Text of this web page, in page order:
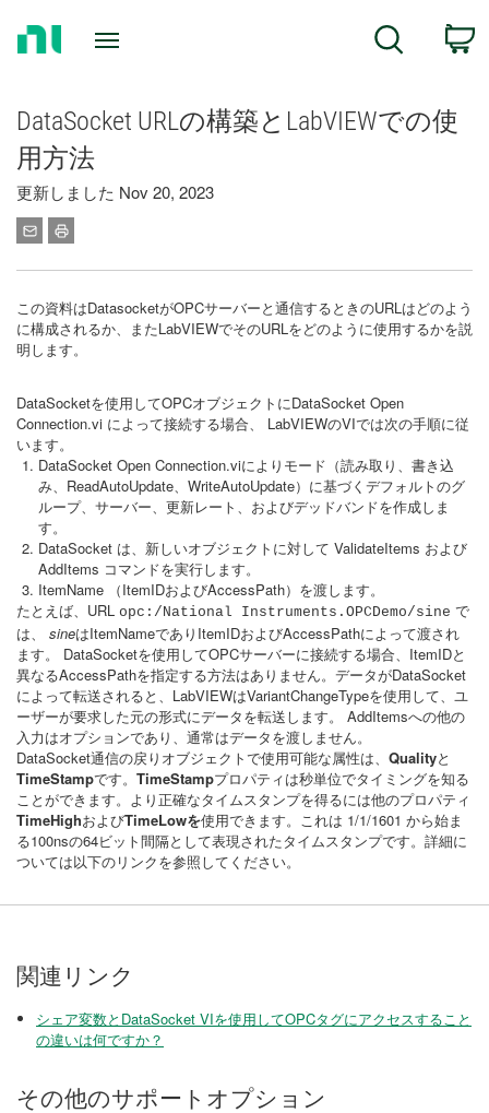
Search
DataSocket URLの構築とLabVIEWでの使
用方法
更新しました Nov 20, 2023
この資料はDatasocketがOPCサーバーと通信するときのURLはどのよう
に構成されるか、またLabVIEWでそのURLをどのように使用するかを説
明します。
DataSocketを使用してOPCオブジェクトにDataSocket Open
Connection.vi によって接続する場合、 LabVIEWのVIでは次の手順に従
います。
DataSocket Open Connection.viによりモード（読み取り、書き込
み、ReadAutoUpdate、WriteAutoUpdate）に基づくデフォルトのグ
ループ、サーバー、更新レート、およびデッドバンドを作成しま
す。
DataSocket は、新しいオブジェクトに対して ValidateItems および
AddItems コマンドを実行します。
ItemName
（ItemIDおよびAccessPath）を渡します。
たとえば、URL opc:/National Instruments.OPCDemo/sine で
は、 sineはItemNameでありItemIDおよびAccessPathによって渡され
ます。
DataSocketを使用してOPCサーバーに接続する場合、ItemIDと
異なるAccessPathを指定する方法はありません。データがDataSocket
によって転送されると、LabVIEWはVariantChangeTypeを使用して、ユ
ーザーが要求した元の形式にデータを転送します。 AddItemsへの他の
入力はオプションであり、通常はデータを渡しません。
DataSocket通信の戻りオブジェクトで使用可能な属性は、 Qualityと
TimeStampです。 TimeStampプロパティは秒単位でタイミングを知る
ことができます。より正確なタイムスタンプを得るには他のプロパティ
TimeHighおよびTimeLowを使用できます。これは 1/1/1601 から始ま
る100nsの64ビット間隔として表現されたタイムスタンプです。詳細に
ついては以下のリンクを参照してください。
関連リンク
シェア変数とDataSocket VIを使用してOPCタグにアクセスすること
の違いは何ですか？
その他のサポートオプション